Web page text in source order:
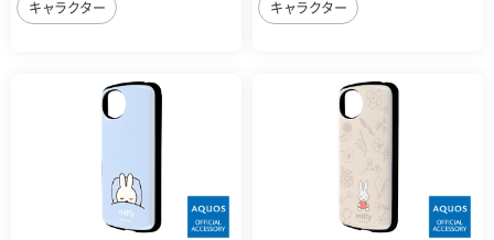
キャラクター キャラクター